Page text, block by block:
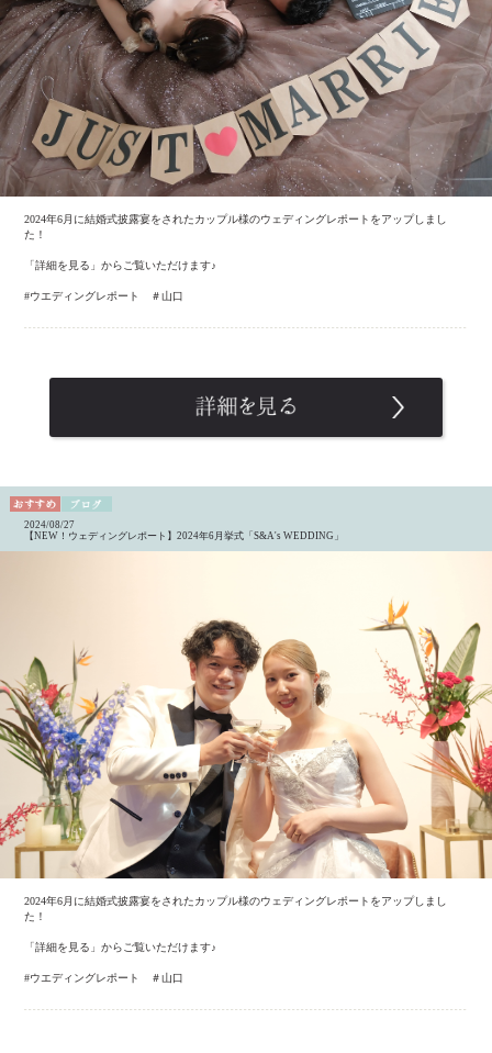
2024年6月に結婚式披露宴をされたカップル様のウェディングレポートをアップしまし
た！
「詳細を見る」からご覧いただけます♪
#ウエディングレポート ＃山口
2024/08/27
【NEW！ウェディングレポート】2024年6月挙式「S&A's WEDDING」
2024年6月に結婚式披露宴をされたカップル様のウェディングレポートをアップしまし
た！
「詳細を見る」からご覧いただけます♪
#ウエディングレポート ＃山口